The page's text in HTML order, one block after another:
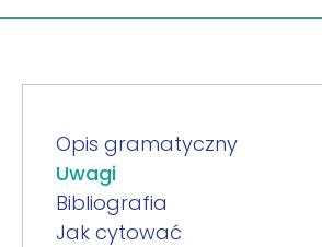
Opis gramatyczny
Uwagi
Bibliografia
Jak cytować